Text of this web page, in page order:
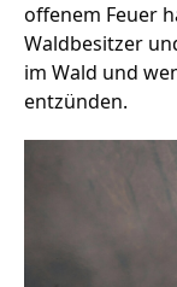
Programm
Nachgehört
Handwerker
offenem Feuer
Waldbesitzer
im Wald und
entzünden.